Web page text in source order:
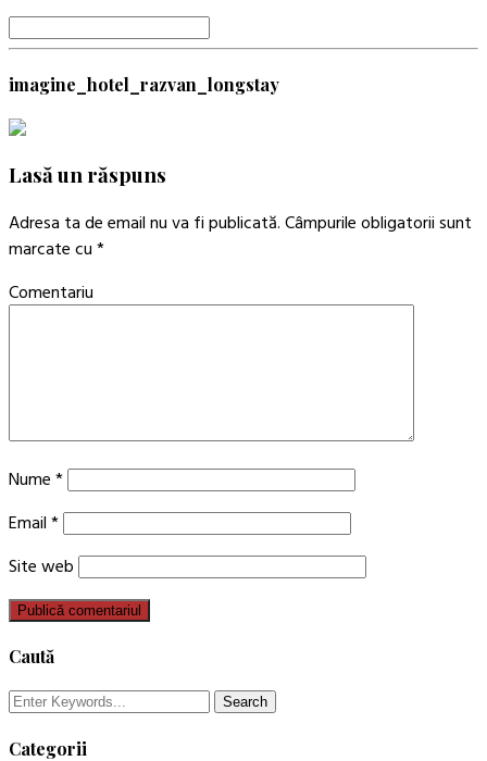
imagine_hotel_razvan_longstay
Lasă un răspuns
Adresa ta de email nu va fi publicată. Câmpurile obligatorii sunt
marcate cu *
Comentariu
Nume *
Email *
Site web
Caută
Categorii